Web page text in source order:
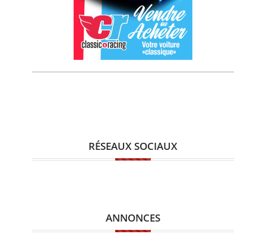
RÉSEAUX SOCIAUX
ANNONCES